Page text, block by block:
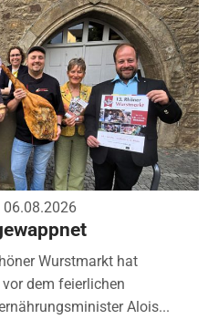
06.08.2026
Wurstmarkt hat
dem feierlichen
Alois...